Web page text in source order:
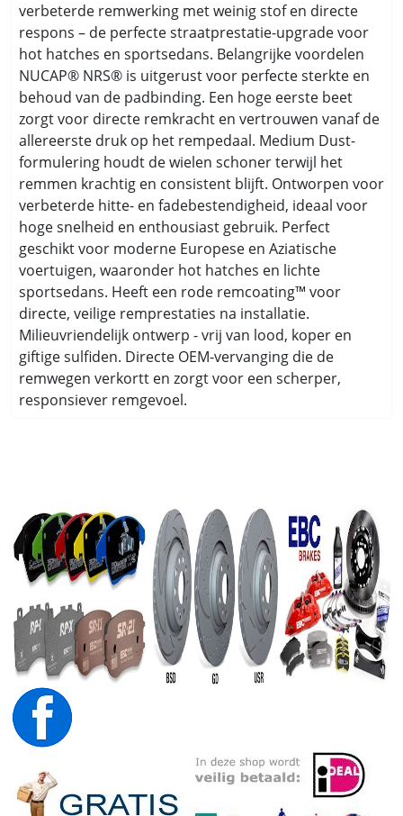
verbeterde remwerking met weinig stof en directe
respons – de perfecte straatprestatie-upgrade voor
hot hatches en sportsedans. Belangrijke voordelen
NUCAP® NRS® is uitgerust voor perfecte sterkte en
behoud van de padbinding. Een hoge eerste beet
zorgt voor directe remkracht en vertrouwen vanaf de
allereerste druk op het rempedaal. Medium Dust-
formulering houdt de wielen schoner terwijl het
remmen krachtig en consistent blijft. Ontworpen voor
verbeterde hitte- en fadebestendigheid, ideaal voor
hoge snelheid en enthousiast gebruik. Perfect
geschikt voor moderne Europese en Aziatische
voertuigen, waaronder hot hatches en lichte
sportsedans. Heeft een rode remcoating™ voor
directe, veilige remprestaties na installatie.
Milieuvriendelijk ontwerp - vrij van lood, koper en
giftige sulfiden. Directe OEM-vervanging die de
remwegen verkortt en zorgt voor een scherper,
responsiever remgevoel.